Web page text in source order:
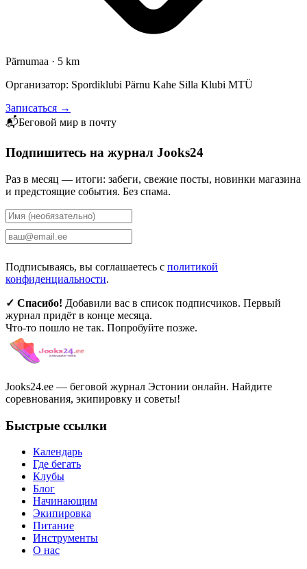
Pärnumaa · 5 km
Организатор: Spordiklubi Pärnu Kahe Silla Klubi MTÜ
Записаться →
📬Беговой мир в почту
Подпишитесь на журнал Jooks24
Раз в месяц — итоги: забеги, свежие посты, новинки магазина
и предстоящие события. Без спама.
Подписываясь, вы соглашаетесь с политикой
конфиденциальности.
✓ Спасибо! Добавили вас в список подписчиков. Первый
журнал придёт в конце месяца.
Что-то пошло не так. Попробуйте позже.
Jooks24.ee — беговой журнал Эстонии онлайн. Найдите
соревнования, экипировку и советы!
Быстрые ссылки
Календарь
Где бегать
Клубы
Блог
Начинающим
Экипировка
Питание
Инструменты
О нас